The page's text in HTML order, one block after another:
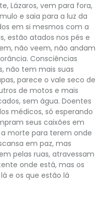
Lázaros, vem para fora,
e saia para a luz da
em si mesmos com a
estão atados nos pés e
não veem, não andam
Consciências
não tem mais suas
parece o vale seco de
de motos e mais
sem água. Doentes
médicos, só esperando
seus caixões em
morte para terem onde
em paz, mas
pelas ruas, atravessam
onde está, mas os
e os que estão lá